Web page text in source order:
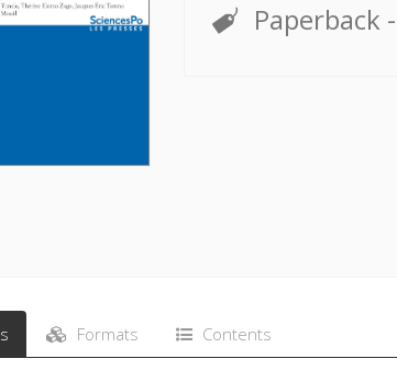
Paperback
Formats Contents